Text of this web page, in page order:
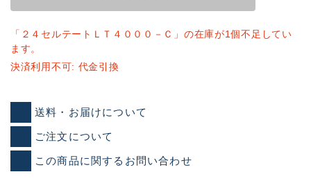
「２４セルテートＬＴ４０００－Ｃ」の在庫が1個不足してい
ます。
決済利用不可: 代金引換
送料・お届けについて
ご注文について
この商品に関するお問い合わせ